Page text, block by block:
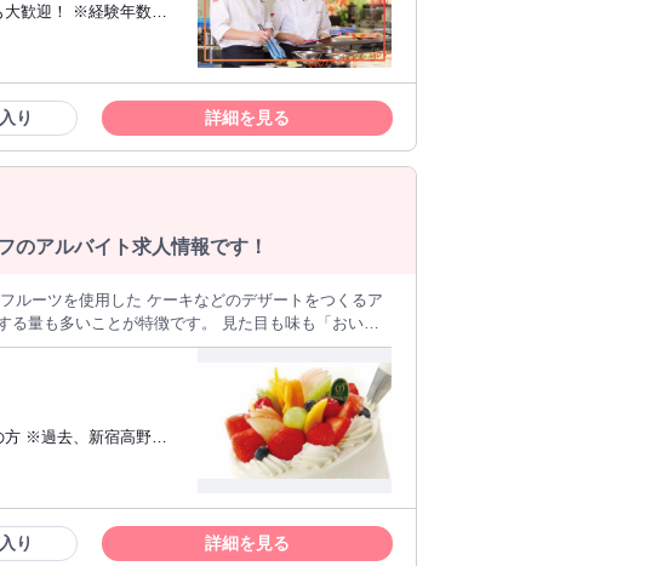
がいに！】 お仕事
い言葉をいただけることも！ 直接感謝の言葉をもら
仕事の魅力なんです♪ - 【業界大手で安心
ービス。 「食」に関する様々な事業を 全国に展開
います。 待遇も良く、安定した企業で 長く働くこと
大歓迎！ ※経験年数不
業務の経験のある方 ◆
師の幅を広げたい方
ップを図りたい方 ◆長
※雇用上限年齢70歳（弊
り 詳細を見る
アルバイト求人情報です！
る量も多いことが特徴です。 見た目も味も「おいし
・洋生菓子のノウハウが学べます！！先輩の職人さ
ト優先で働けます！ ・アルバイトから社員にステッ
を開発しているので他にはない技術も学べることも
仕込みや 仕上げ等、できる事が増えてくるとやり
性と品質を追求し続けています。産地を見極め、厳
リジナルメニュー等、これからもお客様にお届けして
方 ※過去、新宿高野系
り 詳細を見る